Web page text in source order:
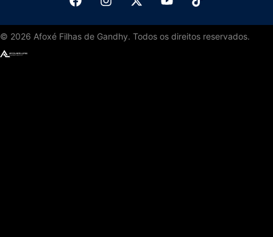
© 2026 Afoxé Filhas de Gandhy. Todos os direitos reservados.